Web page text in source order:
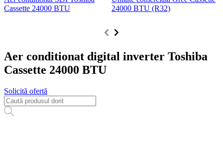
Cassette 24000 BTU
24000 BTU (R32)
Aer conditionat digital inverter Toshiba
Cassette 24000 BTU
Solicită ofertă